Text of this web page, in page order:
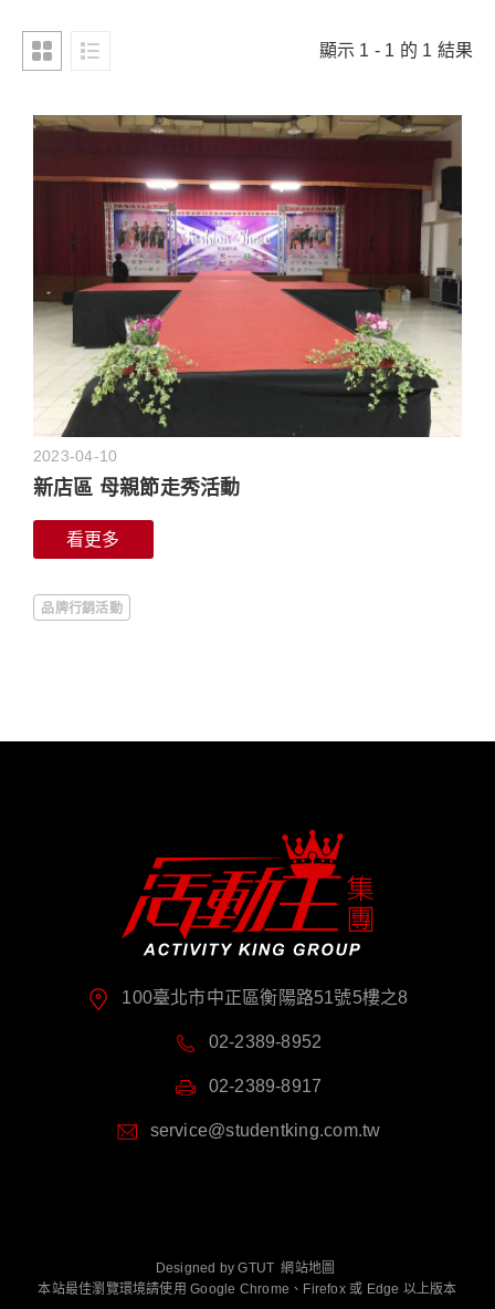
顯示 1 - 1 的 1 結果
2023-04-10
新店區 母親節走秀活動
看更多
品牌行銷活動
100臺北市中正區衡陽路51號5樓之8
02-2389-8952
02-2389-8917
service@studentking.com.tw
Designed byGTUT 網站地圖
本站最佳瀏覽環境請使用 Google Chrome、Firefox 或 Edge 以上版本